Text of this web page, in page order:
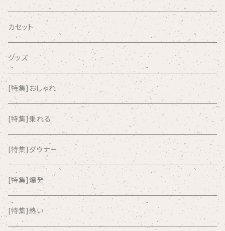
AIRCRAFT
airlie
AKUTAGAWA FANCLUB
ALKASILKA
all about paradise
ALL ITEM 10 TIMES
Amia Calva
カセット
グッズ
[特集]おしゃれ
[特集]乗れる
[特集]ダウナー
[特集]爆発
[特集]熱い